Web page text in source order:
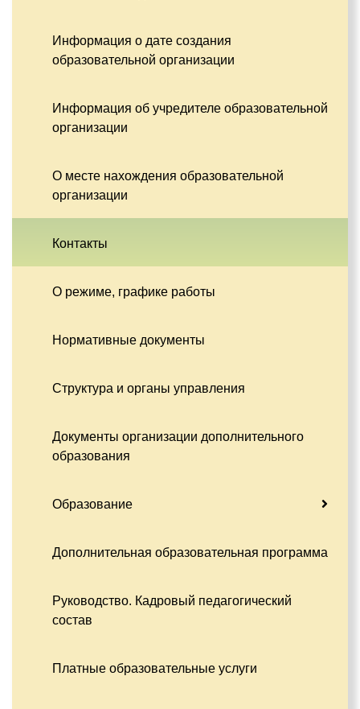
Информация о дате создания
образовательной организации
Информация об учредителе образовательной
организации
О месте нахождения образовательной
организации
Контакты
О режиме, графике работы
Нормативные документы
Структура и органы управления
Документы организации дополнительного
образования
Образование
Дополнительная образовательная программа
Руководство. Кадровый педагогический
состав
Платные образовательные услуги